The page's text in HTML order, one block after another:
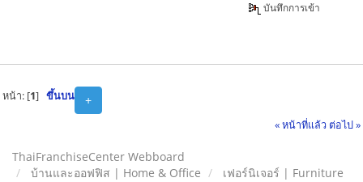
บันทึกการเข้า
+
หน้า: [1] ขึ้นบน
« หน้าที่แล้ว ต่อไป »
ThaiFranchiseCenter Webboard
บ้านและออฟฟิส | Home & Office
เฟอร์นิเจอร์ | Furniture